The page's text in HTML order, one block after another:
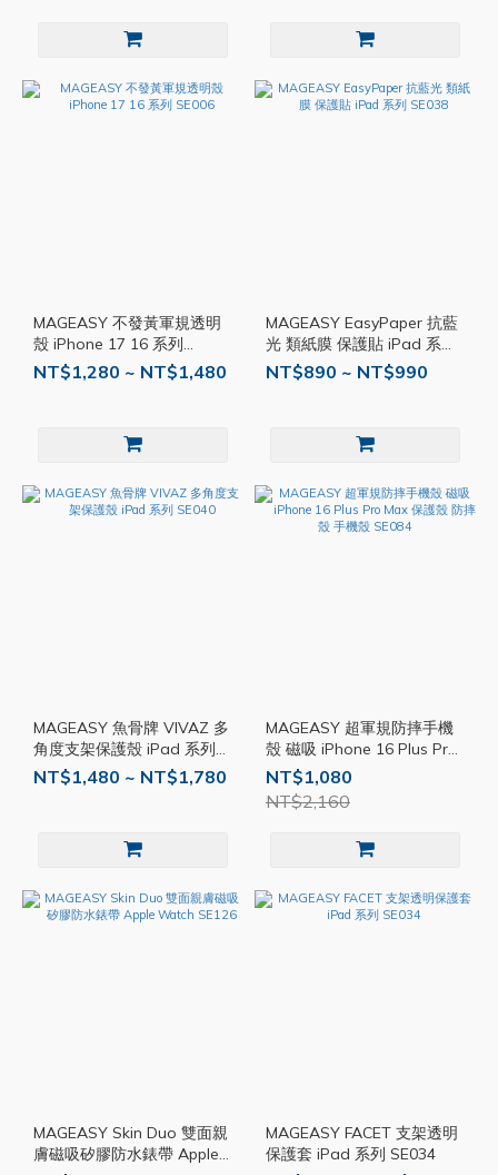
MAGEASY 不發黃軍規透明
殼 iPhone 17 16 系列
SE006
NT$1,280 ~ NT$1,480
MAGEASY EasyPaper 抗藍
光 類紙膜 保護貼 iPad 系列
SE038
NT$890 ~ NT$990
MAGEASY 魚骨牌 VIVAZ 多
角度支架保護殼 iPad 系列
SE040
NT$1,480 ~ NT$1,780
MAGEASY 超軍規防摔手機
殼 磁吸 iPhone 16 Plus Pro
Max 保護殼 防摔殼 手機殼
SE084
NT$1,080
NT$2,160
MAGEASY Skin Duo 雙面親
膚磁吸矽膠防水錶帶 Apple
MAGEASY FACET 支架透明
保護套 iPad 系列 SE034